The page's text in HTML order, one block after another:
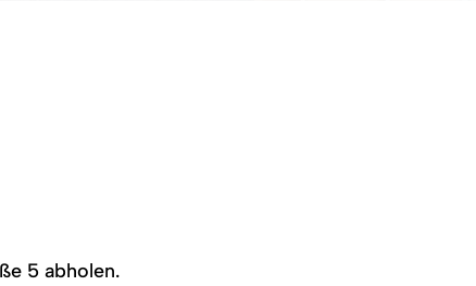
5 abholen.